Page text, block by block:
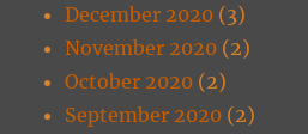
December 2020 (3)
November 2020 (2)
October 2020 (2)
September 2020 (2)